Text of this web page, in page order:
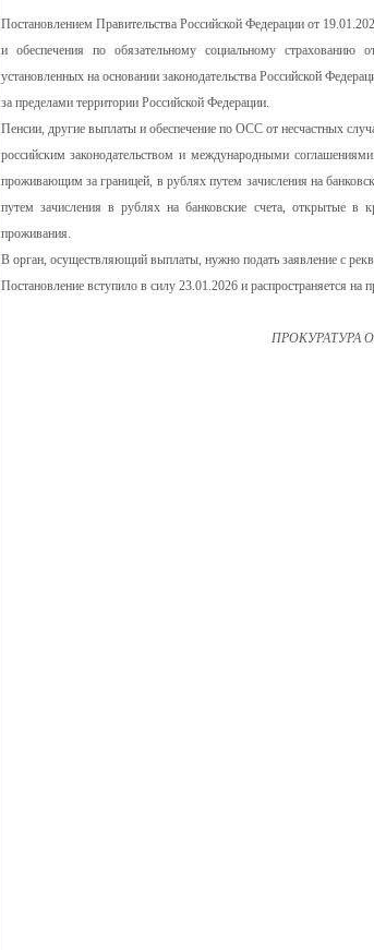
Постановлением Правительства Российской Федерации от
и обеспечения по обязательному социальному страхованию
установленных на основании законодательства Российской
за пределами территории Российской Федерации.
Пенсии, другие выплаты и обеспечение по ОСС от несчастных
российским законодательством и международными
проживающим за границей, в рублях путем зачисления на
путем зачисления в рублях на банковские счета, открытые в
проживания.
В орган, осуществляющий выплаты, нужно подать заявление с
Постановление вступило в силу 23.01.2026 и распространяется
ПРОКУРАТУРА